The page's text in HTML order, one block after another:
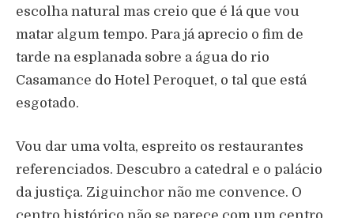
escolha natural mas creio que é lá que vou
matar algum tempo. Para já aprecio o fim de
tarde na esplanada sobre a água do rio
Casamance do Hotel Peroquet, o tal que está
esgotado.
Vou dar uma volta, espreito os restaurantes
referenciados. Descubro a catedral e o palácio
da justiça. Ziguinchor não me convence. O